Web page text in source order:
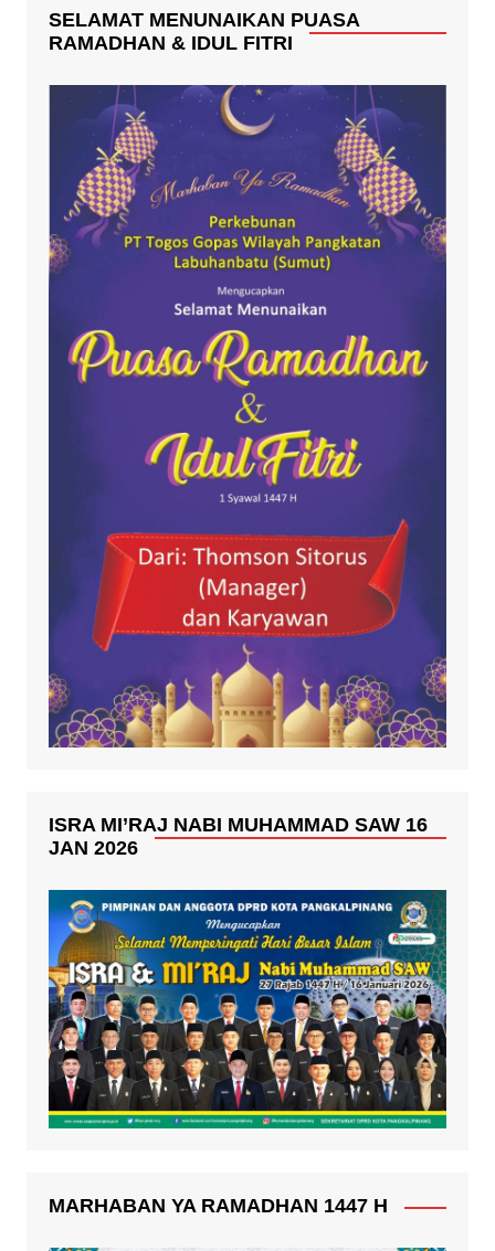
SELAMAT MENUNAIKAN PUASA
RAMADHAN & IDUL FITRI
ISRA MI’RAJ NABI MUHAMMAD SAW 16
JAN 2026
MARHABAN YA RAMADHAN 1447 H